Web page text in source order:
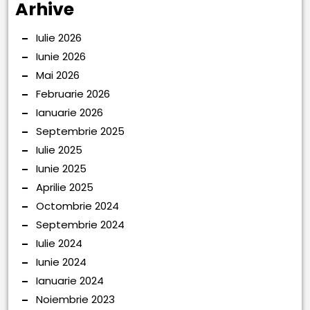
Arhive
Iulie 2026
Iunie 2026
Mai 2026
Februarie 2026
Ianuarie 2026
Septembrie 2025
Iulie 2025
Iunie 2025
Aprilie 2025
Octombrie 2024
Septembrie 2024
Iulie 2024
Iunie 2024
Ianuarie 2024
Noiembrie 2023